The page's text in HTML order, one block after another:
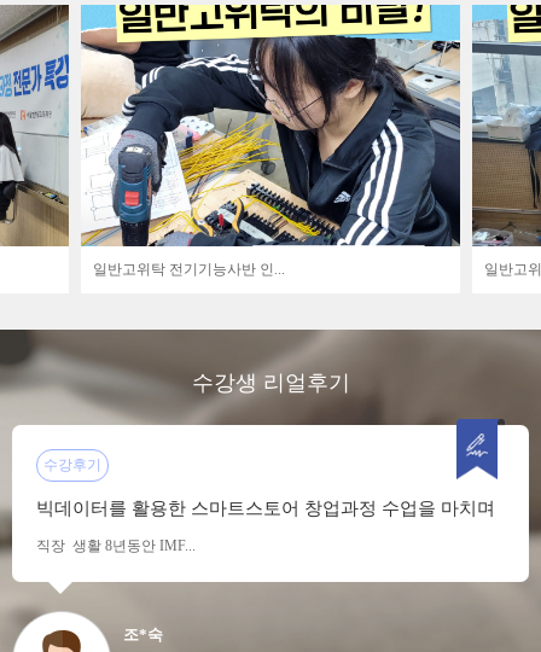
일반고위탁 전기기능사반 인... 일반고
수강생 리얼후기
수강후기
빅데이터를 활용한 스마트스토어 창업과정 수업을 마치며
직장 생활 8년동안 IMF...
조*숙